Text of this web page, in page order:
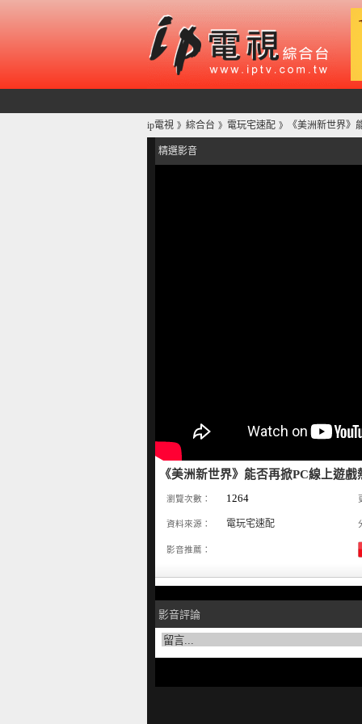
ip電視 》 綜合台 》 電玩宅速配 》 《美洲新世界》
精選影音
《美洲新世界》能否再掀PC線上遊
瀏覽次數： 1264
資料來源： 電玩宅速配
影音推薦：
影音評論